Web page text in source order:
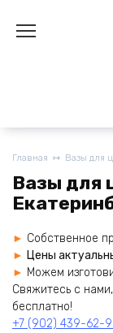
содержанию
Главная Вазы для
Вазы для
Собственное
Цены
Можем
Cвяжитесь с
бесплатно!
+7 (902) 439-62-